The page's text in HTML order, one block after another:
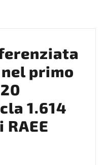
primo
1.614